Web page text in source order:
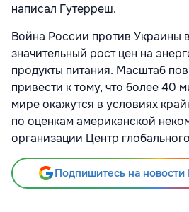
написал Гутерреш.
Война России против Украины
значительный рост цен на
продукты питания. Масштаб
привести к тому, что более 40
мире окажутся в условиях
по оценкам американской
организации Центр
Подпишитесь на